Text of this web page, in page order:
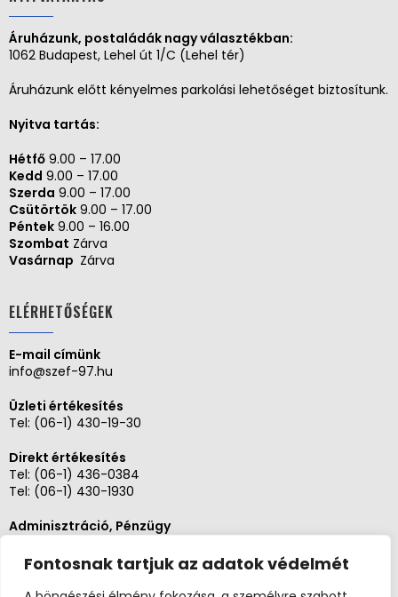
Fontosnak tartjuk az adatok védelmét
Áruházunk, postaládák nagy választékban:
1062 Budapest, Lehel út 1/C (Lehel tér)
Áruházunk előtt kényelmes parkolási lehetőséget biztosítunk.
Nyitva tartás:
Hétfő 9.00 – 17.00
Kedd 9.00 – 17.00
Szerda 9.00 – 17.00
Csütörtök 9.00 – 17.00
Péntek 9.00 – 16.00
Szombat Zárva
Vasárnap Zárva
ELÉRHETŐSÉGEK
E-mail címünk
info@szef-97.hu
Üzleti értékesítés
Tel: (06-1) 430-19-30
Direkt értékesítés
Tel: (06-1) 436-0384
Tel: (06-1) 430-1930
Adminisztráció, Pénzügy
Szerviz és karbantartás